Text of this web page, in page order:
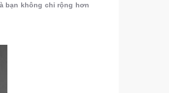
bạn không chỉ rộng hơn